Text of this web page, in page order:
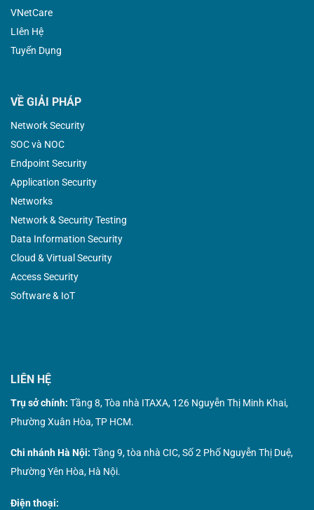
VNetCare
LIên Hệ
Tuyển Dụng
VỀ GIẢI PHÁP
Network Security
SOC và NOC
Endpoint Security
Application Security
Networks
Network & Security Testing
Data Information Security
Cloud & Virtual Security
Access Security
Software & IoT
LIÊN HỆ
Trụ sở chính: Tầng 8, Tòa nhà ITAXA, 126 Nguyễn Thị Minh Khai,
Phường Xuân Hòa, TP HCM.
Chi nhánh Hà Nội: Tầng 9, tòa nhà CIC, Số 2 Phố Nguyễn Thị Duệ,
Phường Yên Hòa, Hà Nội.
Điện thoại: